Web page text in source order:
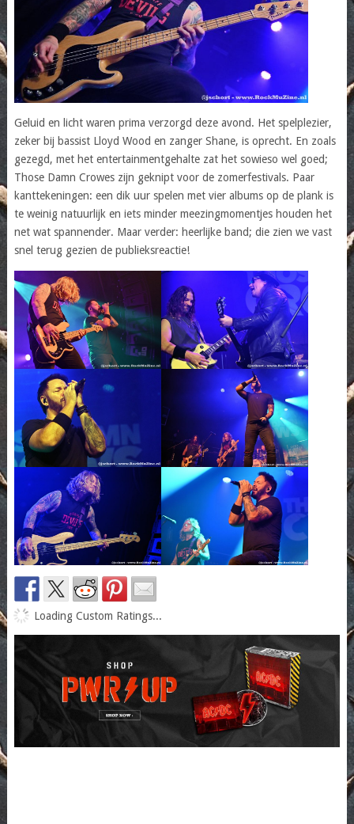
Geluid en licht waren prima verzorgd deze avond. Het spelplezier,
zeker bij bassist Lloyd Wood en zanger Shane, is oprecht. En zoals
gezegd, met het entertainmentgehalte zat het sowieso wel goed;
Those Damn Crowes zijn geknipt voor de zomerfestivals. Paar
kanttekeningen: een dik uur spelen met vier albums op de plank is
te weinig natuurlijk en iets minder meezingmomentjes houden het
net wat spannender. Maar verder: heerlijke band; die zien we vast
snel terug gezien de publieksreactie!
Loading Custom Ratings...